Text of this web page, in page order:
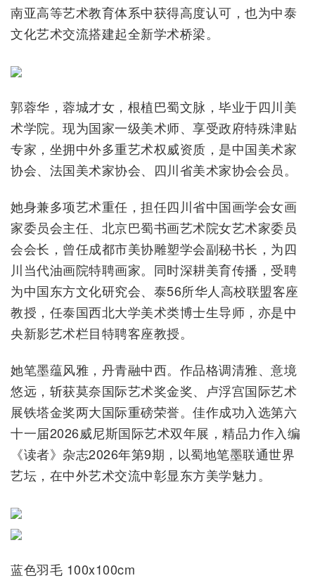
南亚高等艺术教育体系中获得高度认可，也为中泰
文化艺术交流搭建起全新学术桥梁。
郭蓉华，蓉城才女，根植巴蜀文脉，毕业于四川美
术学院。现为国家一级美术师、享受政府特殊津贴
专家，坐拥中外多重艺术权威资质，是中国美术家
协会、法国美术家协会、四川省美术家协会会员。
她身兼多项艺术重任，担任四川省中国画学会女画
家委员会主任、北京巴蜀书画艺术院女艺术家委员
会会长，曾任成都市美协雕塑学会副秘书长，为四
川当代油画院特聘画家。同时深耕美育传播，受聘
为中国东方文化研究会、泰56所华人高校联盟客座
教授，任泰国西北大学美术类博士生导师，亦是中
央新影艺术栏目特聘客座教授。
她笔墨蕴风雅，丹青融中西。作品格调清雅、意境
悠远，斩获莫奈国际艺术奖金奖、卢浮宫国际艺术
展铁塔金奖两大国际重磅荣誉。佳作成功入选第六
十一届2026威尼斯国际艺术双年展，精品力作入编
《读者》杂志2026年第9期，以蜀地笔墨联通世界
艺坛，在中外艺术交流中彰显东方美学魅力。
蓝色羽毛 100x100cm